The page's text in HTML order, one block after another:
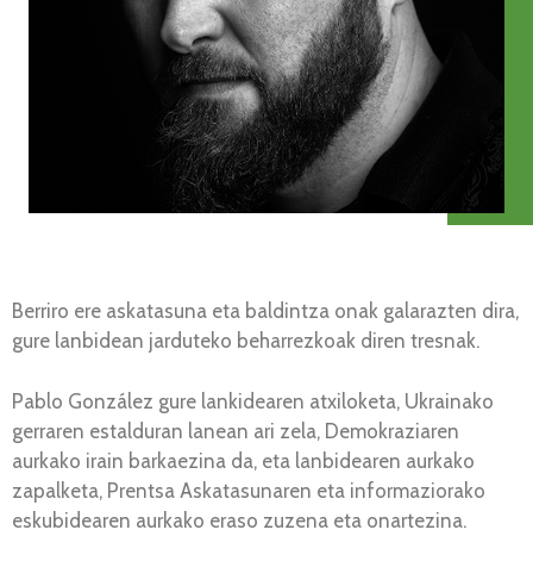
Berriro ere askatasuna eta baldintza onak galarazten dira,
gure lanbidean jarduteko beharrezkoak diren tresnak.
Pablo González gure lankidearen atxiloketa, Ukrainako
gerraren estalduran lanean ari zela, Demokraziaren
aurkako irain barkaezina da, eta lanbidearen aurkako
zapalketa, Prentsa Askatasunaren eta informaziorako
eskubidearen aurkako eraso zuzena eta onartezina.